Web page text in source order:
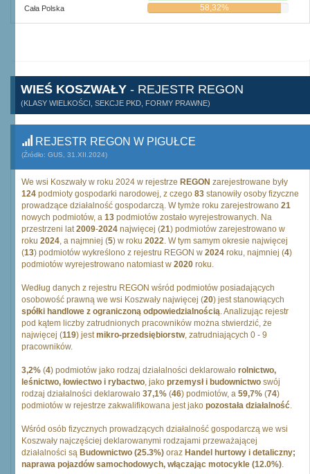
Cała Polska 58,32%
WIEŚ KOSZWAŁY - REJESTR REGON
(KLASY WIELKOŚCI, SEKCJE PKD, FORMY PRAWNE)
REJESTR REGON W PIGUŁCE
(Źródło: GUS, 31.XII.2024)
We wsi Koszwały w roku 2024 w rejestrze REGON zarejestrowane były
124 podmioty gospodarki narodowej, z czego 83 stanowiły osoby fizyczne
prowadzące działalność gospodarczą. W tymże roku zarejestrowano 21
nowych podmiotów, a 13 podmiotów zostało wyrejestrowanych. Na
przestrzeni lat2009-2024 najwięcej (21) podmiotów zarejestrowano w
roku 2024, a najmniej (5) w roku 2022. W tym samym okresie najwięcej
(13) podmiotów wykreślono z rejestru REGON w 2024 roku, najmniej (4)
podmiotów wyrejestrowano natomiast w 2020 roku.
Według danych z rejestru REGON wśród podmiotów posiadających
osobowość prawną we wsi Koszwały najwięcej (20) jest stanowiących
spółki handlowe z ograniczoną odpowiedzialnością. Analizując rejestr
pod kątem liczby zatrudnionych pracowników można stwierdzić, że
najwięcej (119) jestmikro-przedsiębiorstw, zatrudniających 0 - 9
pracowników.
3,2% (4) podmiotów jako rodzaj działalności deklarowało rolnictwo,
leśnictwo, łowiectwo i rybactwo, jako przemysł i budownictwo swój
rodzaj działalności deklarowało 37,1% (46) podmiotów, a 59,7% (74)
podmiotów w rejestrze zakwalifikowana jest jako pozostała działalność.
Wśród osób fizycznych prowadzących działalność gospodarczą we wsi
Koszwały najczęściej deklarowanymi rodzajami przeważającej
działalności są Budownictwo (25.3%) oraz Handel hurtowy i detaliczny;
naprawa pojazdów samochodowych, włączając motocykle (12.0%).